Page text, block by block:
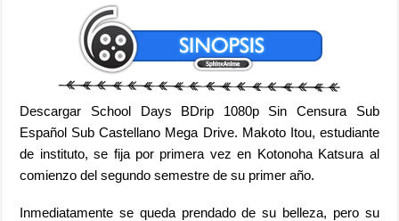
Descargar School Days BDrip 1080p Sin Censura Sub
Español Sub Castellano Mega Drive. Makoto Itou, estudiante
de instituto, se fija por primera vez en Kotonoha Katsura al
comienzo del segundo semestre de su primer año.
Inmediatamente se queda prendado de su belleza, pero su